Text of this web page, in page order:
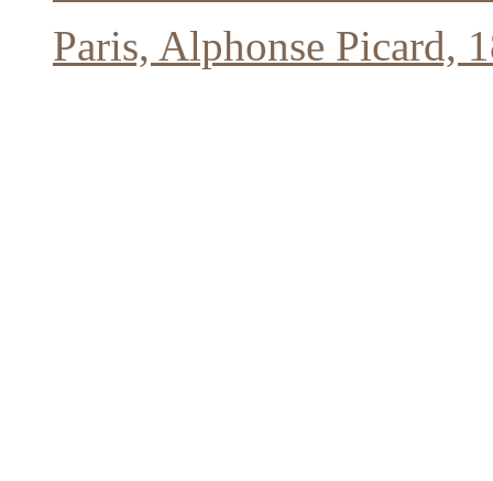
Paris, Alphonse Picard,